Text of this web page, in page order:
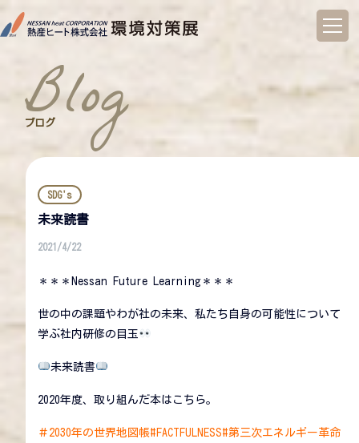
コ
ン
blog
ブログ
SDG's
未来読書
2021/4/22
＊＊＊Nessan Future Learning＊＊＊
世の中の課題やわが社の未来、私たち自身の可能性について
学ぶ社内研修の目玉
未来読書
2020年度、取り組んだ本はこちら。
＃2030年の世界地図帳#FACTFULNESS#第三次エネルギー革命